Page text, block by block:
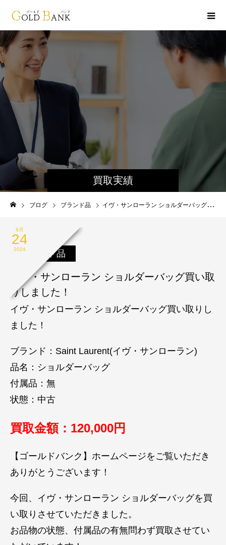
買取実績
ブログ ブランド品 イヴ・サンローラン ショルダーバッグ買い取りしました！
9月
24
2024ブランド品
イヴ・サンローラン ショルダーバッグ買い取
りしました！
イヴ・サンローラン ショルダーバッグ買い取りし
ました！
ブランド：Saint Laurent(イヴ・サンローラン)
品名：ショルダーバッグ
付属品：無
状態：中古
買取金額：120,000円
【ゴールドバンク】ホームページをご覧いただき
ありがとうございます！
今回、イヴ・サンローラン ショルダーバッグを買
い取りさせていただきました。
お品物の状態、付属品の有無問わず買取させてい